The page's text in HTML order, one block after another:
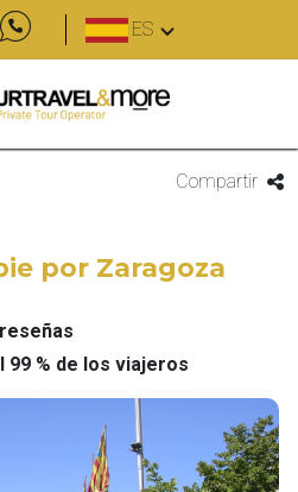
ES
Compartir
por Zaragoza
99 % de los viajeros